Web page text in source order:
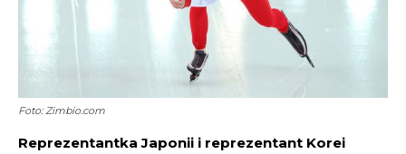
Foto: Zimbio.com
Reprezentantka Japonii i reprezentant Korei